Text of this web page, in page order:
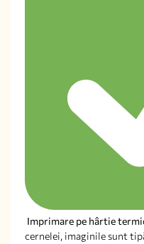
Imprimare pe hârtie
cernelei, imaginile sunt